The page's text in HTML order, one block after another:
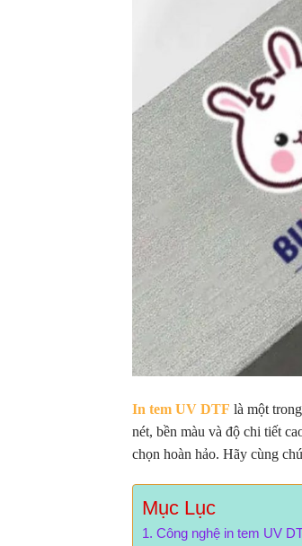
In tem UV DTF là một
nét, bền màu và độ chi tiết
chọn hoàn hảo. Hãy cùng
Mục Lục
Công nghệ in tem UV